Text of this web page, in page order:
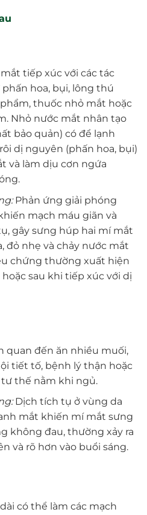
mắt tiếp xúc với các tác
hoa, bụi, lông thú
thuốc nhỏ mắt hoặc
Nhỏ nước mắt nhân tạo
bảo quản) có để lạnh
dị nguyên (phấn hoa, bụi)
và làm dịu cơn ngứa
Phản ứng giải phóng
mạch máu giãn và
gây sưng húp hai mí mắt
đỏ nhẹ và chảy nước mắt
chứng thường xuất hiện
sau khi tiếp xúc với dị
quan đến ăn nhiều muối,
tiết tố, bệnh lý thận hoặc
tư thế nằm khi ngủ.
Dịch tích tụ ở vùng da
mắt khiến mí mắt sưng
không đau, thường xảy ra
và rõ hơn vào buổi sáng.
có thể làm các mạch